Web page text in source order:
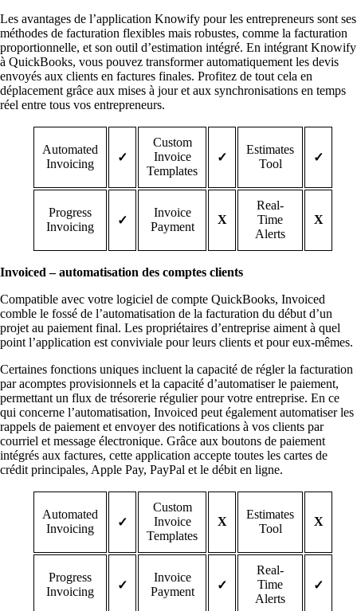
Les avantages de l’application Knowify pour les entrepreneurs sont ses
méthodes de facturation flexibles mais robustes, comme la facturation
proportionnelle, et son outil d’estimation intégré. En intégrant Knowify
à QuickBooks, vous pouvez transformer automatiquement les devis
envoyés aux clients en factures finales. Profitez de tout cela en
déplacement grâce aux mises à jour et aux synchronisations en temps
réel entre tous vos entrepreneurs.
Automated
Invoicing
✓
Custom
Invoice
Templates
✓
Estimates
Tool
✓
Progress
Invoicing
✓
Invoice
Payment
X
Real-
Time
Alerts
X
Invoiced – automatisation des comptes clients
Compatible avec votre logiciel de compte QuickBooks, Invoiced
comble le fossé de l’automatisation de la facturation du début d’un
projet au paiement final. Les propriétaires d’entreprise aiment à quel
point l’application est conviviale pour leurs clients et pour eux-mêmes.
Certaines fonctions uniques incluent la capacité de régler la facturation
par acomptes provisionnels et la capacité d’automatiser le paiement,
permettant un flux de trésorerie régulier pour votre entreprise. En ce
qui concerne l’automatisation, Invoiced peut également automatiser les
rappels de paiement et envoyer des notifications à vos clients par
courriel et message électronique. Grâce aux boutons de paiement
intégrés aux factures, cette application accepte toutes les cartes de
crédit principales, Apple Pay, PayPal et le débit en ligne.
Automated
Invoicing
✓
Custom
Invoice
Templates
X
Estimates
Tool
X
Progress
Invoicing
✓
Invoice
Payment
✓
Real-
Time
Alerts
✓